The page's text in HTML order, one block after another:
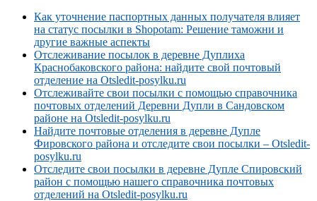
Как уточнение паспортных данных получателя влияет
на статус посылки в Shopotam: Решение таможни и
другие важные аспекты
Отслеживание посылок в деревне Дуплиха
Краснобаковского района: найдите свой почтовый
отделение на Otsledit-posylku.ru
Отслеживайте свои посылки с помощью справочника
почтовых отделений Деревни Дупли в Сандовском
районе на Otsledit-posylku.ru
Найдите почтовые отделения в деревне Дупле
Фировского района и отследите свои посылки – Otsledit-
posylku.ru
Отследите свои посылки в деревне Дупле Спировский
район с помощью нашего справочника почтовых
отделений на Otsledit-posylku.ru